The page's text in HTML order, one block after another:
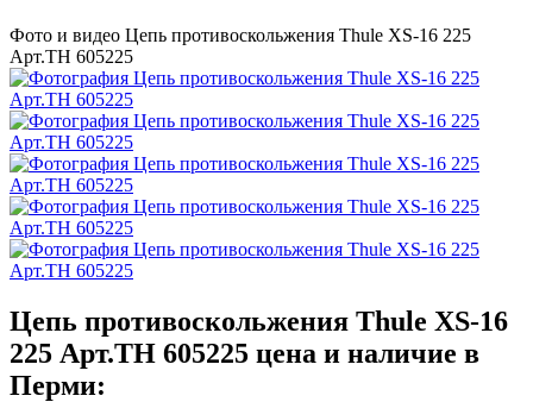
Фото и видео Цепь противоскольжения Thule XS-16 225
Арт.TH 605225
Цепь противоскольжения Thule XS-16
225 Арт.TH 605225 цена и наличие в
Перми: